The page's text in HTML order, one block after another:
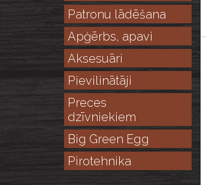
Patronu lādēšana
Apģērbs, apavi
Aksesuāri
Pievilinātāji
Preces
dzīvniekiem
Big Green Egg
Pirotehnika